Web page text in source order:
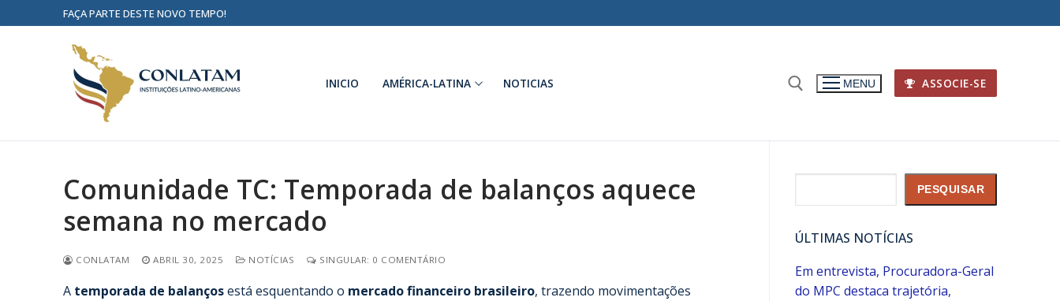
FAÇA PARTE DESTE NOVO TEMPO!
INICIO AMÉRICA-LATINA NOTICIAS MENU ASSOCIE-SE
Comunidade TC: Temporada de balanços aquece
semana no mercado
CONLATAM ABRIL 30, 2025 NOTÍCIAS SINGULAR: 0 COMENTÁRIO
A temporada de balançosestá esquentando o mercado financeiro brasileiro, trazendo movimentações
PESQUISAR
ÚLTIMAS NOTÍCIAS
Em entrevista, Procuradora-Geral
do MPC destaca trajetória,